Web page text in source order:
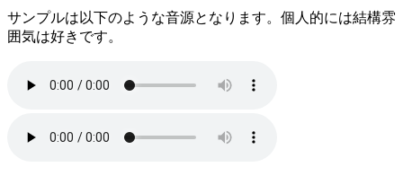
サンプルは以下のような音源となります。個人的には結構雰
囲気は好きです。